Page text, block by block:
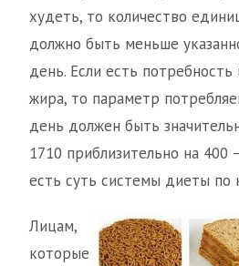
худеть, то количество
должно быть меньше
день. Если есть
жира, то параметр
день должен быть
1710 приблизительно на
есть суть системы диеты по
Лицам,
которые